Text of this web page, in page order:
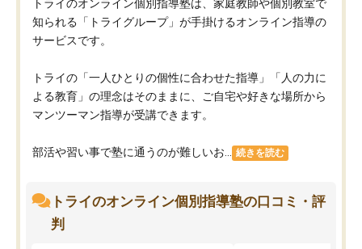
トライのオンライン個別指導塾は、家庭教師や個別教室で
知られる「トライグループ」が手掛けるオンライン指導の
サービスです。
トライの「一人ひとりの個性に合わせた指導」「人の力に
よる教育」の理念はそのままに、ご自宅や好きな場所から
マンツーマン指導が受講できます。
部活や習い事で塾に通うのが難しいお... 続きを読む
トライのオンライン個別指導塾の口コミ・評
判